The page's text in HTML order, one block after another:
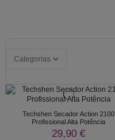
Categorias
Techshen Secador Action 2100
Profissional Alta Potência
29,90 €